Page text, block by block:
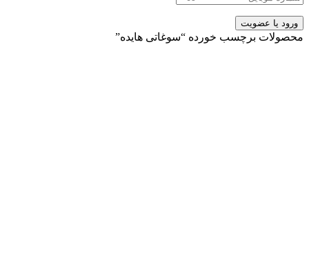
محصولات برچسب خورده “سوغاتی هایده”